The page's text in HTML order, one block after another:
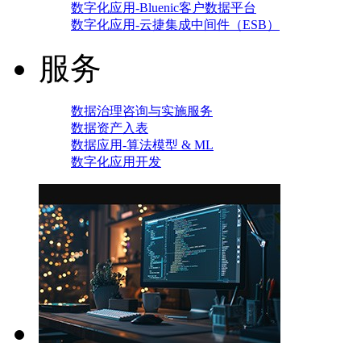
数字化应用-Bluenic客户数据平台
数字化应用-云捷集成中间件（ESB）
服务
数据治理咨询与实施服务
数据资产入表
数据应用-算法模型 & ML
数字化应用开发